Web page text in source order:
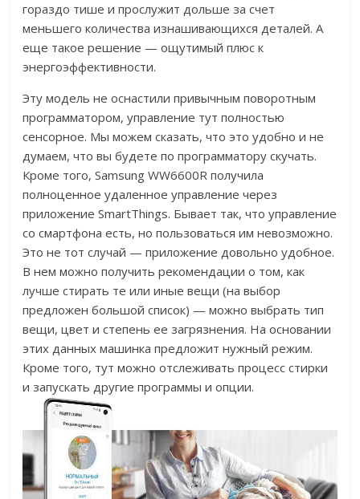
гораздо тише и прослужит дольше за счет
меньшего количества изнашивающихся деталей. А
еще такое решение — ощутимый плюс к
энергоэффективности.
Эту модель не оснастили привычным поворотным
программатором, управление тут полностью
сенсорное. Мы можем сказать, что это удобно и не
думаем, что вы будете по программатору скучать.
Кроме того, Samsung WW6600R получила
полноценное удаленное управление через
приложение SmartThings. Бывает так, что управление
со смартфона есть, но пользоваться им невозможно.
Это не тот случай — приложение довольно удобное.
В нем можно получить рекомендации о том, как
лучше стирать те или иные вещи (на выбор
предложен большой список) — можно выбрать тип
вещи, цвет и степень ее загрязнения. На основании
этих данных машинка предложит нужный режим.
Кроме того, тут можно отслеживать процесс стирки
и запускать другие программы и опции.